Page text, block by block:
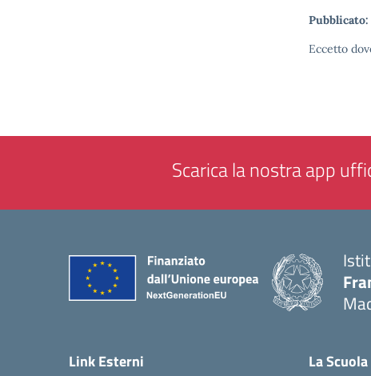
Pubblicato:
Eccetto
Scarica la nostra app
Link Esterni La Scuola